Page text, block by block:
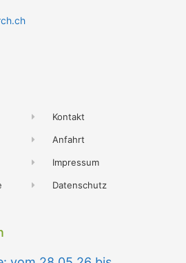
Kontakt
Anfahrt
Impressum
Datenschutz